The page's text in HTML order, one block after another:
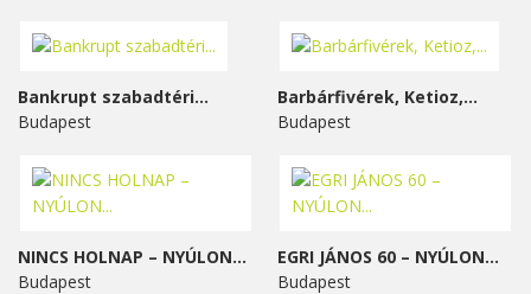
Bankrupt szabadtéri...
Budapest
Barbárfivérek, Ketioz,...
Budapest
NINCS HOLNAP – NYÚLON...
Budapest
EGRI JÁNOS 60 – NYÚLON...
Budapest